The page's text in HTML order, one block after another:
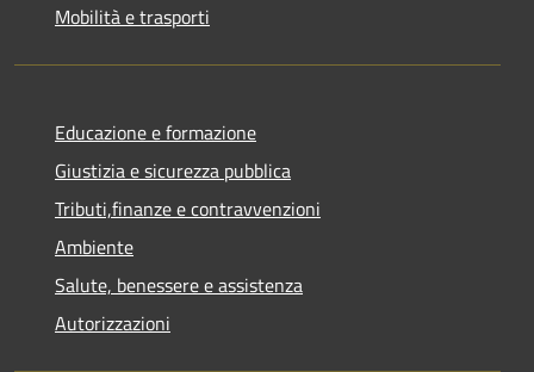
Mobilità e trasporti
Educazione e formazione
Giustizia e sicurezza pubblica
Tributi,finanze e contravvenzioni
Ambiente
Salute, benessere e assistenza
Autorizzazioni